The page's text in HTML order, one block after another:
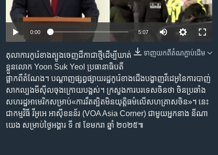
រចនា
សម្ព័ន្ធ​
រំលង​
ចូល​
ទៅ​
កាន់​
ទំព័រ​
ស្វែង​
រក
Khmer English
ភាសា
Auto 240p 360p 480p
720p 1080p
0:00 5:07
240p
480p
720p
1080p
ទាញ​យក​ពី​តំណភ្ជាប់​ដើម
តុលាការកូរ៉េខាងត្បូងចេញដីកាជាថ្មីដើម្បីឃាត់
ខ្លួនលោក Yoon Suk Yeol ប្រធានាធិបតី
ផ្អាកពីតំណែង។ បណ្តាញផ្សព្វផ្សាយរដ្ឋកូរ៉េខាងជើងបង្ហាញវីដេអូនៃការបាញ់
សាកល្បងមីស៊ីលចុងក្រោយបង្អស់។ ក្រសួងការបរទេសចិនថា ចិនប្រឆាំង
សហរដ្ឋអាមេរិកសម្រាប់«ការរឹតត្បិតមិនយុត្តិធម៌លើសហគ្រាសចិន»។ នេះ
ជាកម្មវិធី វីអូអេ អាស៊ីខនន័រ (VOA Asia Corner) ជាមួយអ្នកនាង នីណា
យេង សម្រាប់ថ្ងៃអង្គារ ទី ៧ ខែមករា ឆ្នាំ ២០២៥៕